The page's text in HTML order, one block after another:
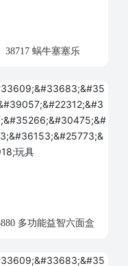
38717 蜗牛塞塞乐
多功能益智六面盒